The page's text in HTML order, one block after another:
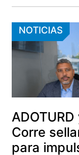
NOTICIAS
Corre
para